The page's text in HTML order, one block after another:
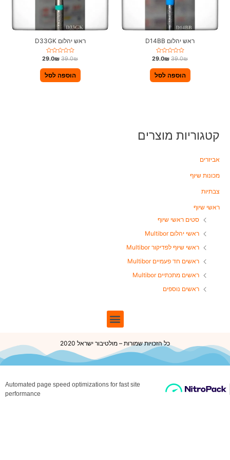
קטגוריות מוצרים
אביזרים
מכונות שיוף
צבתיות
ראשי שיוף
סטים ראשי שיוף
ראשי יהלום Multibor
ראשי שיוף לפדיקור Multibor
ראשים חד פעמיים Multibor
ראשים מתכתיים Multibor
ראשים נוספים
ראש יהלום D14BB
ד
ר
ג
0
מ
39.0₪
29.0₪
הוספה לסל
ראש יהלום D33GK
ד
ר
ג
0
מ
39.0₪
29.0₪
הוספה לסל
כל הזכויות שמורות – מולטיבור ישראל 2020